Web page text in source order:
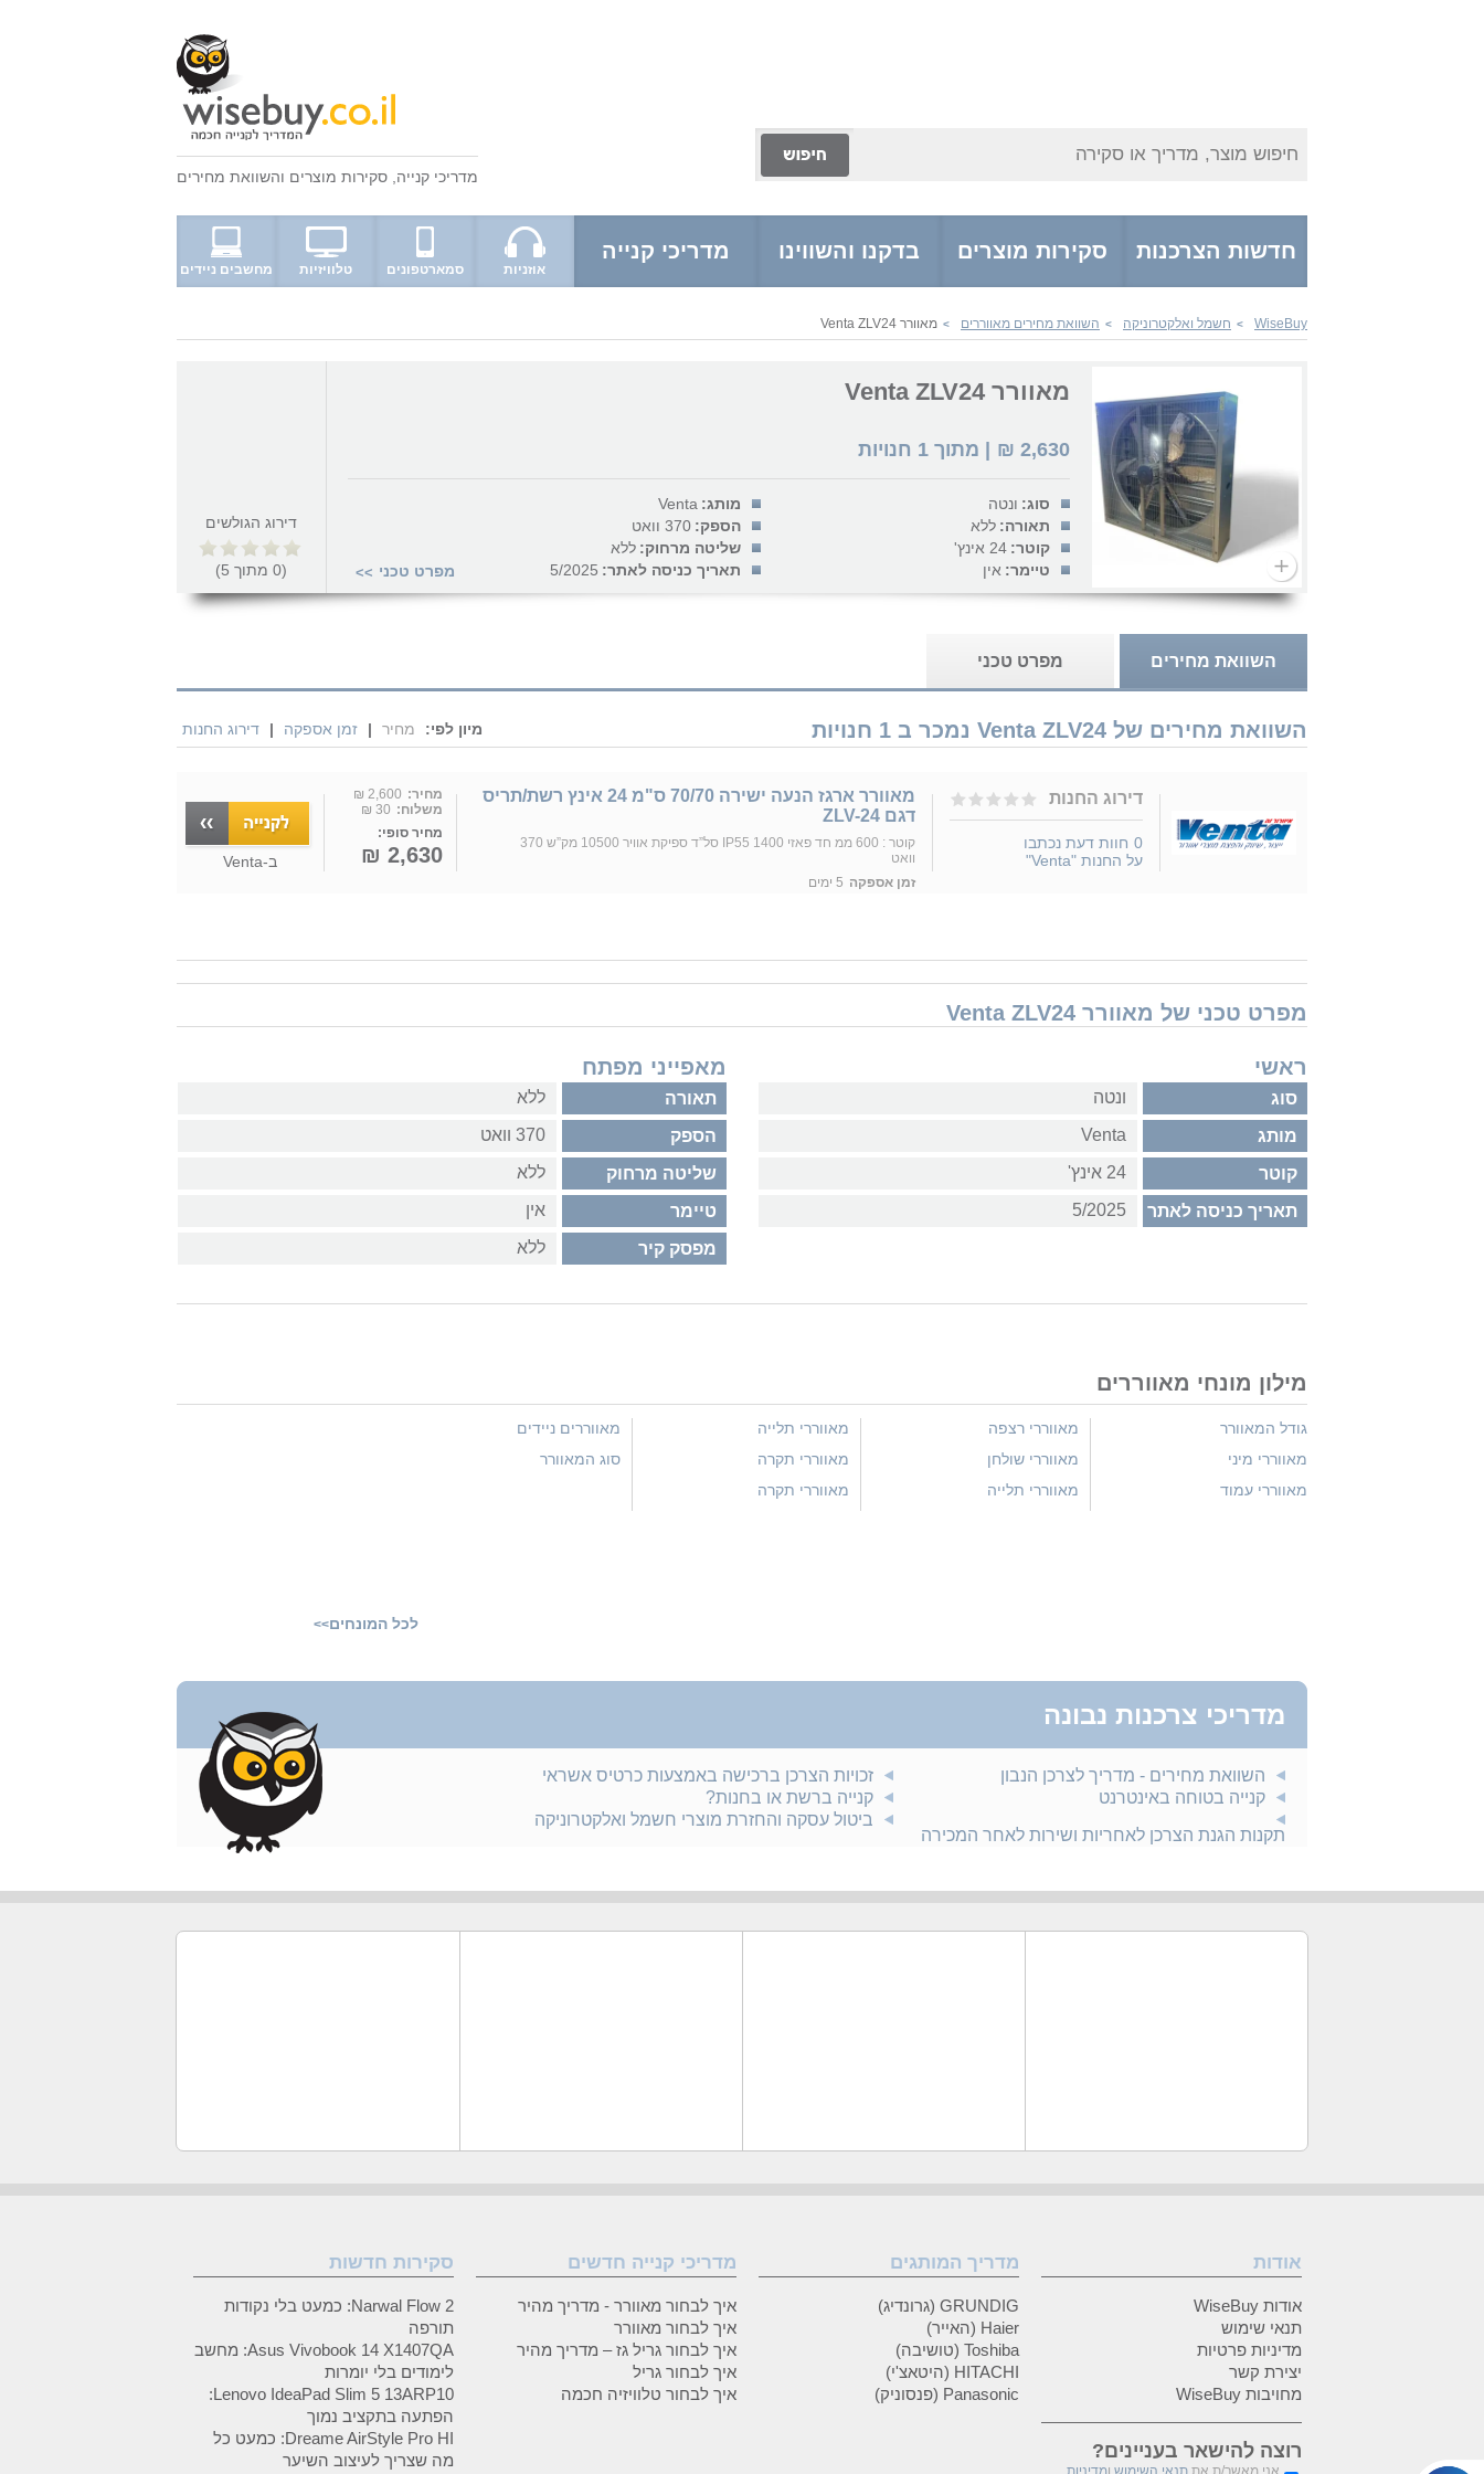
חיפוש מוצר, מדריך או סקירה
מדריכי קנייה סקירות מוצרים והשוואת מחירים
חדשות הצרכנות סקירות מוצרים בדקנו והשווינו מדריכי קנייה
אוזניות סמארטפונים טלוויזיות מחשבים ניידים
WiseBuy
> חשמל ואלקטרוניקה > השוואת מחירים מאווררים > מאוורר Venta ZLV24
מאוורר Venta ZLV24
2,630
₪ | מתוך 1 חנויות
סוג: ונטה מותג: Venta
תאורה: ללא הספק: 370 וואט
קוטר: 24 אינץ' שליטה מרחוק: ללא
טיימר: אין תאריך כניסה לאתר: 5/2025 מפרט טכני >>
דירוג הגולשים
(
0 מתוך 5
)
השוואת מחירים מפרט טכני
השוואת מחירים של Venta ZLV24 נמכר ב 1 חנויות מיון לפי: מחיר | זמן אספקה | דירוג החנות
דירוג החנות
0 חוות דעת נכתבו
על החנות "Venta"
מאוורר ארגז הנעה ישירה 70/70 ס"מ 24 אינץ רשת/תריס
דגם ZLV-24
קוטר : 600 ממ חד פאזי IP55 1400 סל”ד ספיקת אוויר 10500 מק”ש 370
וואט
זמן אספקה 5 ימים
מחיר: 2,600 ₪
משלוח: 30 ₪
מחיר סופי:
2,630 ₪ ב-Venta
מפרט טכני של מאוורר Venta ZLV24
ראשי
סוג ונטה
מותג Venta
קוטר 24 אינץ'
תאריך כניסה לאתר 5/2025
מאפייני מפתח
תאורה ללא
הספק 370 וואט
שליטה מרחוק ללא
טיימר אין
מפסק קיר ללא
מילון מונחי מאווררים
גודל המאוורר
מאווררי מיני
מאווררי עמוד
מאווררי רצפה
מאווררי שולחן
מאווררי תלייה
מאווררי תלייה
מאווררי תקרה
מאווררי תקרה
מאווררים ניידים
סוג המאוורר
לכל המונחים>>
מדריכי צרכנות נבונה
השוואת מחירים - מדריך לצרכן הנבון
קנייה בטוחה באינטרנט
תקנות הגנת הצרכן לאחריות ושירות לאחר המכירה
זכויות הצרכן ברכישה באמצעות כרטיס אשראי
קנייה ברשת או בחנות?
ביטול עסקה והחזרת מוצרי חשמל ואלקטרוניקה
אודות
אודות WiseBuy
תנאי שימוש
מדיניות פרטיות
יצירת קשר
מחויבות WiseBuy
רוצה להישאר בעניינים?
אני מאשר/ת את תנאי השימוש ומדיניות
מדריך המותגים
GRUNDIG (גרונדיג)
Haier (האייר)
Toshiba (טושיבה)
HITACHI (היטאצ'י)
Panasonic (פנסוניק)
מדריכי קנייה חדשים
איך לבחור מאוורר - מדריך מהיר
איך לבחור מאוורר
איך לבחור גריל גז – מדריך מהיר
איך לבחור גריל
איך לבחור טלוויזיה חכמה
סקירות חדשות
Narwal Flow 2: כמעט בלי נקודות
תורפה
Asus Vivobook 14 X1407QA: מחשב
לימודים בלי יומרות
Lenovo IdeaPad Slim 5 13ARP10:
הפתעה בתקציב נמוך
Dreame AirStyle Pro HI: כמעט כל
מה שצריך לעיצוב השיער